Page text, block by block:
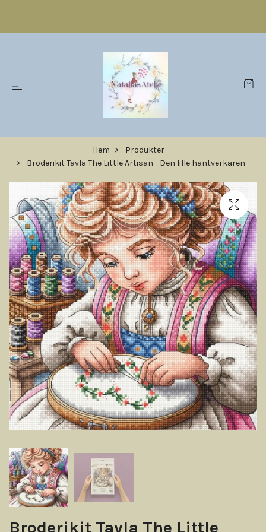
Hem
Produkter
Broderikit Tavla The Little Artisan - Den lille hantverkaren
Broderikit Tavla The Little